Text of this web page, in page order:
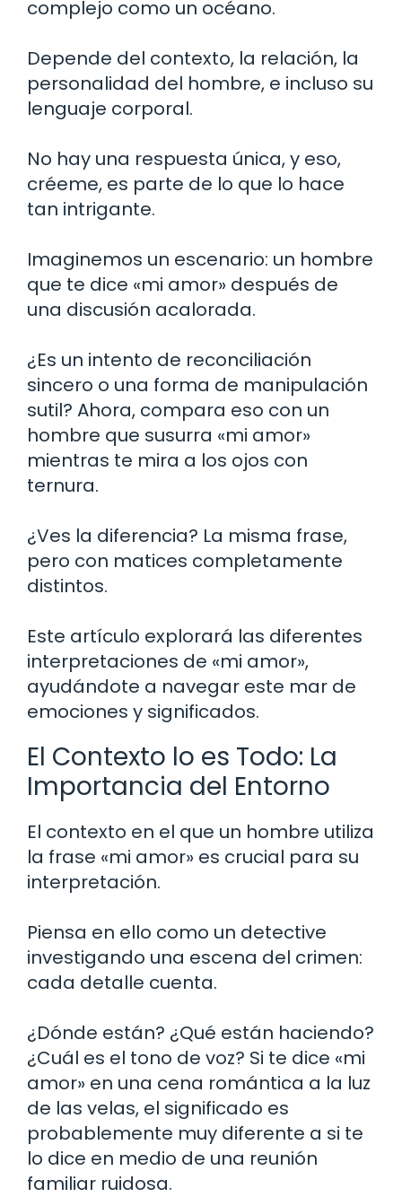
complejo como un océano.
Depende del contexto, la relación, la
personalidad del hombre, e incluso su
lenguaje corporal.
No hay una respuesta única, y eso,
créeme, es parte de lo que lo hace
tan intrigante.
Imaginemos un escenario: un hombre
que te dice «mi amor» después de
una discusión acalorada.
¿Es un intento de reconciliación
sincero o una forma de manipulación
sutil? Ahora, compara eso con un
hombre que susurra «mi amor»
mientras te mira a los ojos con
ternura.
¿Ves la diferencia? La misma frase,
pero con matices completamente
distintos.
Este artículo explorará las diferentes
interpretaciones de «mi amor»,
ayudándote a navegar este mar de
emociones y significados.
El Contexto lo es Todo: La
Importancia del Entorno
El contexto en el que un hombre utiliza
la frase «mi amor» es crucial para su
interpretación.
Piensa en ello como un detective
investigando una escena del crimen:
cada detalle cuenta.
¿Dónde están? ¿Qué están haciendo?
¿Cuál es el tono de voz? Si te dice «mi
amor» en una cena romántica a la luz
de las velas, el significado es
probablemente muy diferente a si te
lo dice en medio de una reunión
familiar ruidosa.